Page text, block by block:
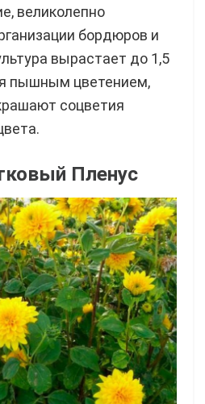
великолепно
бордюров и
вырастает до 1,5
пышным цветением,
соцветия
Пленус